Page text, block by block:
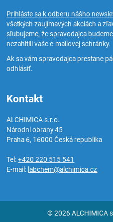
Prihláste sa k odberu nášho
všetkých zaujímavých akciách a
sľubujeme, že spravodajca
nezahltili vaše e-mailovej schránky.
Ak sa vám spravodajca prestane
odhlásiť.
Kontakt
ALCHIMICA s.r.o.
Národní obrany 45
Praha 6, 16000Česká republika
Tel:+420 220 515 541
E-mail: labchem@alchimica.cz
© 2026 ALCHIMICA